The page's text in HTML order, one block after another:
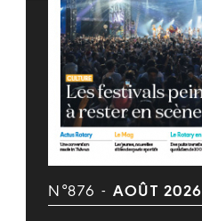
N°876 - AOÛT 2026